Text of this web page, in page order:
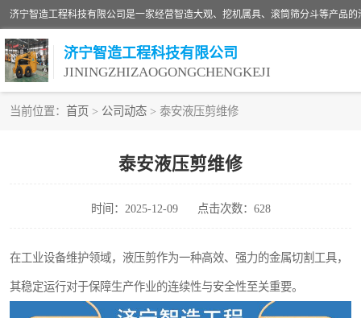
济宁智造工程科技有限公司
JININGZHIZAOGONGCHENGKEJI
当前位置： 首页 > 公司动态 > 泰安液压剪维修
泰安液压剪维修
时间：2025-12-09 点击次数：628
在工业设备维护领域，液压剪作为一种高效、强力的金属切割工具，
其稳定运行对于保障生产作业的连续性与安全性至关重要。
液压剪
铣刨机